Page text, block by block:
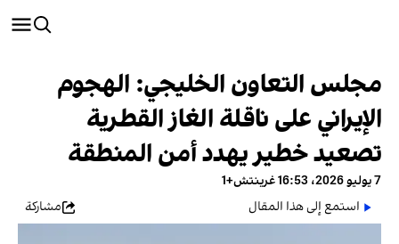
مجلس التعاون الخليجي: الهجوم
الإيراني على ناقلة الغاز القطرية
تصعيد خطير يهدد أمن المنطقة
7 يوليو 2026، 16:53 غرينتش+1
استمع إلى هذا المقال
مشاركة